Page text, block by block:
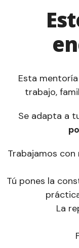
Esta
trabajo,
Se adapta a
Trabajamos con
Tú pones la
La